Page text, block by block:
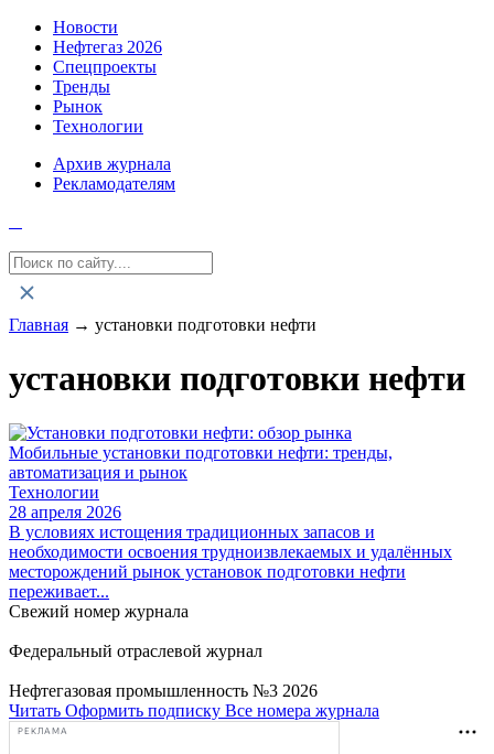
Новости
Нефтегаз 2026
Спецпроекты
Тренды
Рынок
Технологии
Архив журнала
Рекламодателям
Главная → установки подготовки нефти
установки подготовки нефти
Мобильные установки подготовки нефти: тренды,
автоматизация и рынок
Технологии
28 апреля 2026
В условиях истощения традиционных запасов и
необходимости освоения трудноизвлекаемых и удалённых
месторождений рынок установок подготовки нефти
переживает...
Свежий номер журнала
Федеральный отраслевой журнал
Нефтегазовая промышленность №3 2026
Читать Оформить подписку Все номера журнала
РЕКЛАМА